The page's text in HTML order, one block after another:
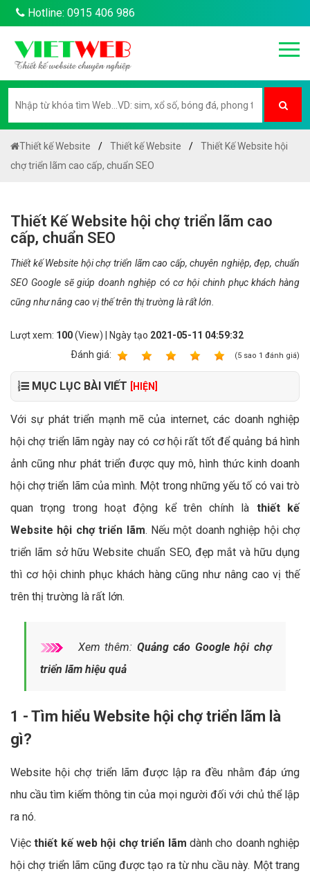
Hotline: 0915 406 986
Thiết kế Website Thiết kế Website
Thiết Kế Website hội
chợ triển lãm cao cấp, chuẩn SEO
Thiết Kế Website hội chợ triển lãm cao
cấp, chuẩn SEO
Thiết kế Website hội chợ triển lãm cao cấp, chuyên nghiệp, đẹp, chuẩn
SEO Google sẽ giúp doanh nghiệp có cơ hội chinh phục khách hàng
cũng như nâng cao vị thế trên thị trường là rất lớn.
Lượt xem: 100(View) | Ngày tạo 2021-05-11 04:59:32
Ðánh giá:
(5 sao 1 đánh giá)
MỤC LỤC BÀI VIẾT [HIỆN]
Với sự phát triển mạnh mẽ của internet, các doanh nghiệp
hội chợ triển lãm ngày nay có cơ hội rất tốt để quảng bá hình
ảnh cũng như phát triển được quy mô, hình thức kinh doanh
hội chợ triển lãm của mình. Một trong những yếu tố có vai trò
quan trọng trong hoạt động kể trên chính là thiết kế
Website hội chợ triển lãm. Nếu một doanh nghiệp hội chợ
triển lãm sở hữu Website chuẩn SEO, đẹp mắt và hữu dụng
thì cơ hội chinh phục khách hàng cũng như nâng cao vị thế
trên thị trường là rất lớn.
Xem thêm: Quảng cáo Google hội chợ
triển lãm hiệu quả
1 - Tìm hiểu Website hội chợ triển lãm là
gì?
Website hội chợ triển lãm được lập ra đều nhằm đáp ứng
nhu cầu tìm kiếm thông tin của mọi người đối với chủ thể lập
ra nó.
Việcthiết kế web hội chợ triển lãm dành cho doanh nghiệp
hội chợ triển lãm cũng được tạo ra từ nhu cầu này. Một trang